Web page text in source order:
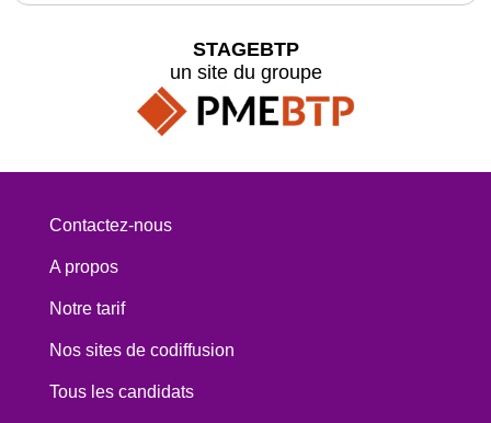
STAGEBTP
un site du groupe
Contactez-nous
A propos
Notre tarif
Nos sites de codiffusion
Tous les candidats